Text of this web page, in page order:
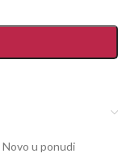
Novo u ponudi